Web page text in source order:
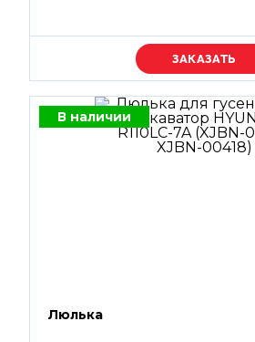
Уточняйте цену
В наличии
Люлька